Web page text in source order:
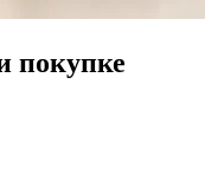
покупке